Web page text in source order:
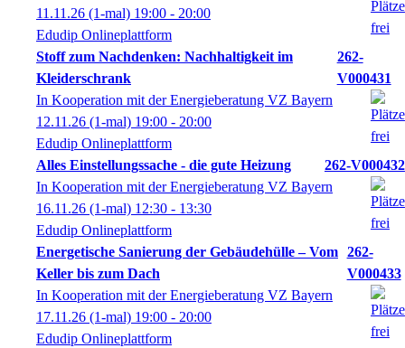
11.11.26 (1-mal) 19:00 - 20:00
Edudip Onlineplattform
Stoff zum Nachdenken: Nachhaltigkeit im
Kleiderschrank
262-
V000431
In Kooperation mit der Energieberatung VZ Bayern
12.11.26 (1-mal) 19:00 - 20:00
Edudip Onlineplattform
Alles Einstellungssache - die gute Heizung
262-V000432
In Kooperation mit der Energieberatung VZ Bayern
16.11.26 (1-mal) 12:30 - 13:30
Edudip Onlineplattform
Energetische Sanierung der Gebäudehülle – Vom
Keller bis zum Dach
262-
V000433
In Kooperation mit der Energieberatung VZ Bayern
17.11.26 (1-mal) 19:00 - 20:00
Edudip Onlineplattform